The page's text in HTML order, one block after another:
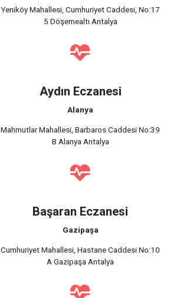
Yeniköy Mahallesi, Cumhuriyet Caddesi, No:17
5 Döşemealtı Antalya
Aydın Eczanesi
Alanya
Mahmutlar Mahallesi, Barbaros Caddesi No:39
B Alanya Antalya
Başaran Eczanesi
Gazipaşa
Cumhuriyet Mahallesi, Hastane Caddesi No:10
A Gazipaşa Antalya